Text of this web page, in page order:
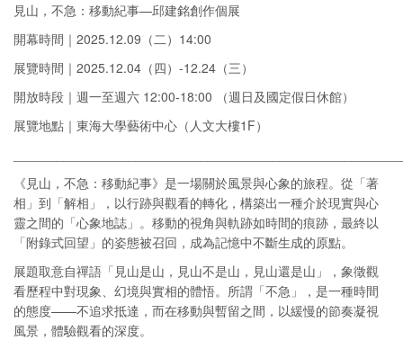
見山，不急：移動紀事—邱建銘創作個展
開幕時間｜2025.12.09（二）14:00
展覽時間｜2025.12.04（四）-12.24（三）
開放時段｜週一至週六 12:00-18:00 （週日及國定假日休館）
展覽地點｜東海大學藝術中心（人文大樓1F）
《見山，不急：移動紀事》是一場關於風景與心象的旅程。從「著
相」到「解相」，以行跡與觀看的轉化，構築出一種介於現實與心
靈之間的「心象地誌」。移動的視角與軌跡如時間的痕跡，最終以
「附錄式回望」的姿態被召回，成為記憶中不斷生成的原點。
展題取意自禪語「見山是山，見山不是山，見山還是山」，象徵觀
看歷程中對現象、幻境與實相的體悟。所謂「不急」，是一種時間
的態度——不追求抵達，而在移動與暫留之間，以緩慢的節奏凝視
風景，體驗觀看的深度。